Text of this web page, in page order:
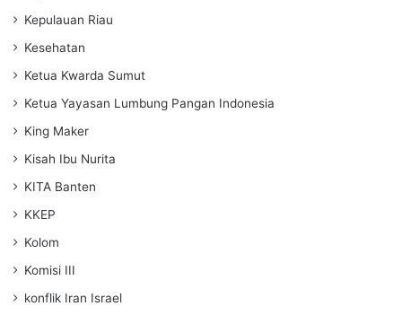
Kepulauan Riau
Kesehatan
Ketua Kwarda Sumut
Ketua Yayasan Lumbung Pangan Indonesia
King Maker
Kisah Ibu Nurita
KITA Banten
KKEP
Kolom
Komisi III
konflik Iran Israel